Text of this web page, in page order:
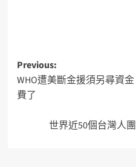
Previous:
WHO遭美斷金援須另尋資
費了
世界近50個台灣人